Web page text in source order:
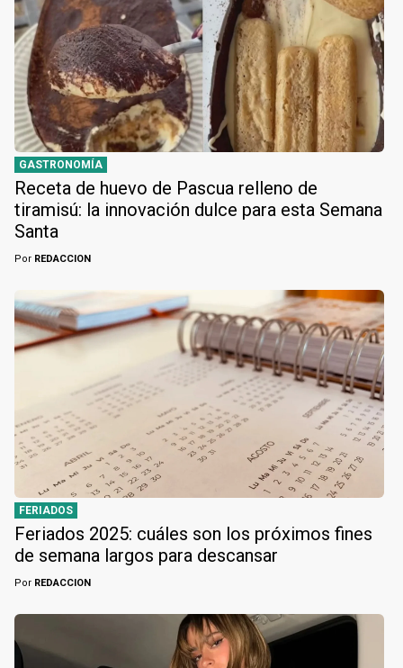
GASTRONOMÍA
Receta de huevo de Pascua relleno de
tiramisú: la innovación dulce para esta Semana
Santa
Por REDACCION
FERIADOS
Feriados 2025: cuáles son los próximos fines
de semana largos para descansar
Por REDACCION